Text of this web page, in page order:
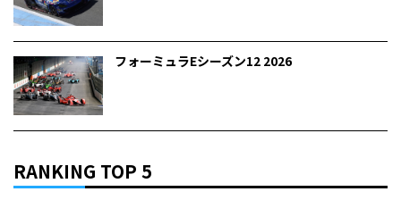
フォーミュラEシーズン12 2026
RANKING TOP 5